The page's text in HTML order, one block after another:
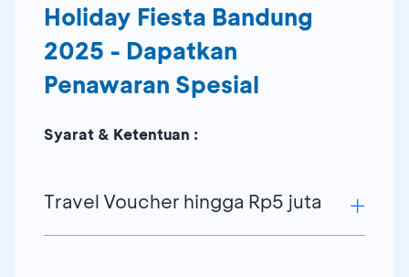
Holiday Fiesta Bandung
2025 - Dapatkan
Penawaran Spesial
Syarat & Ketentuan :
Travel Voucher hingga Rp5 juta